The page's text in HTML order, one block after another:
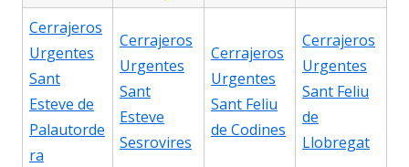
Cerrajeros
Urgentes
Sant
Esteve de
Palautorde
ra
Cerrajeros
Urgentes
Sant
Esteve
Sesrovires
Cerrajeros
Urgentes
Sant Feliu
de Codines
Cerrajeros
Urgentes
Sant Feliu
de
Llobregat